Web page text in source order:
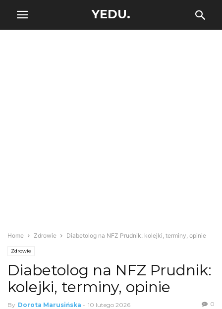
YEDU.
Home Zdrowie Diabetolog na NFZ Prudnik: kolejki, terminy, opinie
Zdrowie
Diabetolog na NFZ Prudnik:
kolejki, terminy, opinie
By Dorota Marusińska - 10 lutego 2026 0